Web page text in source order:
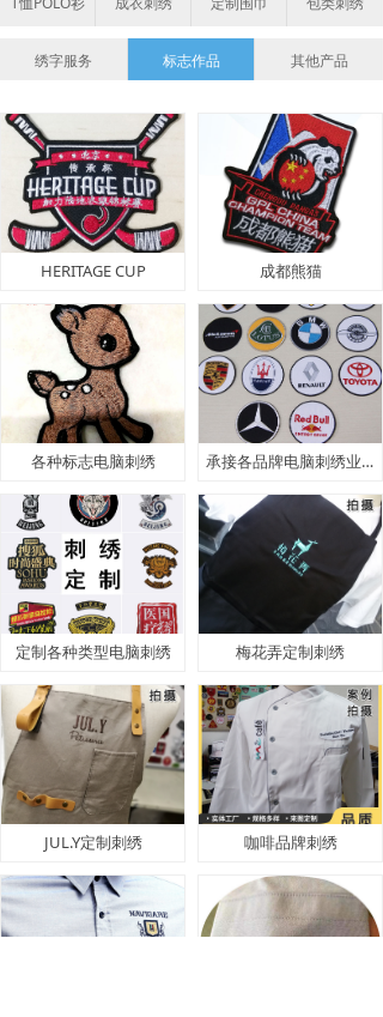
HERITAGE CUP 成都熊猫
各种标志电脑刺绣 承接各品牌电脑刺绣业务
定制各种类型电脑刺绣 梅花弄定制刺绣
JUL.Y定制刺绣 咖啡品牌刺绣
绣字服务 标志作品 其他产品